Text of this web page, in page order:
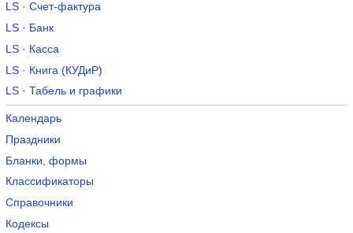
LS · Счет-фактура
LS · Банк
LS · Касса
LS · Книга (КУДиР)
LS · Табель и графики
Календарь
Праздники
Бланки, формы
Классификаторы
Справочники
Кодексы